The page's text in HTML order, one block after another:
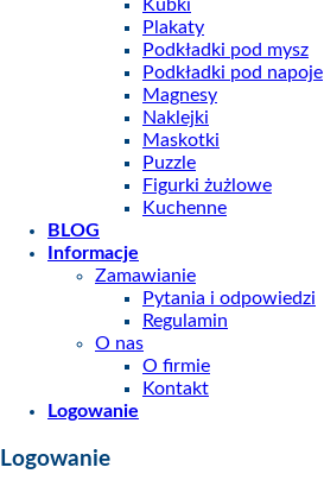
Kubki
Plakaty
Podkładki pod mysz
Podkładki pod napoje
Magnesy
Naklejki
Maskotki
Puzzle
Figurki żużlowe
Kuchenne
BLOG
Informacje
Zamawianie
Pytania i odpowiedzi
Regulamin
O nas
O firmie
Kontakt
Logowanie
Logowanie